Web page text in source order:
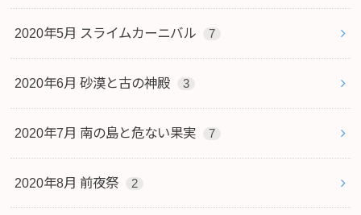
2020年5月 スライムカーニバル 7
2020年6月 砂漠と古の神殿 3
2020年7月 南の島と危ない果実 7
2020年8月 前夜祭 2